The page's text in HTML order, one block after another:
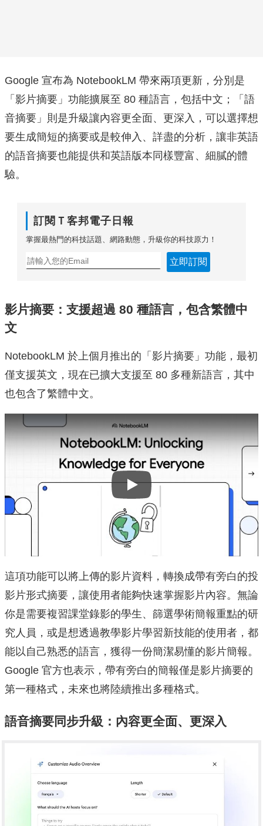
Google 宣布為 NotebookLM 帶來兩項更新，分別是
「影片摘要」功能擴展至 80 種語言，包括中文；「語
音摘要」則是升級讓內容更全面、更深入，可以選擇想
要生成簡短的摘要或是較伸入、詳盡的分析，讓非英語
的語音摘要也能提供和英語版本同樣豐富、細膩的體
驗。
訂閱Ｔ客邦電子日報
掌握最熱門的科技話題、網路動態，升級你的科技原力！
立即訂閱
影片摘要：支援超過 80 種語言，包含繁體中
文
NotebookLM 於上個月推出的「影片摘要」功能，最初
僅支援英文，現在已擴大支援至 80 多種新語言，其中
也包含了繁體中文。
Play
這項功能可以將上傳的影片資料，轉換成帶有旁白的投
影片形式摘要，讓使用者能夠快速掌握影片內容。無論
你是需要複習課堂錄影的學生、篩選學術簡報重點的研
究人員，或是想透過教學影片學習新技能的使用者，都
能以自己熟悉的語言，獲得一份簡潔易懂的影片簡報。
Google 官方也表示，帶有旁白的簡報僅是影片摘要的
第一種格式，未來也將陸續推出多種格式。
語音摘要同步升級：內容更全面、更深入